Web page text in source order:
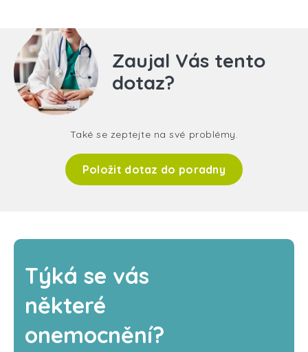
Zaujal Vás tento
dotaz?
Také se zeptejte na své problémy.
Položit dotaz do poradny
Týká se vás
některé
onemocnění?